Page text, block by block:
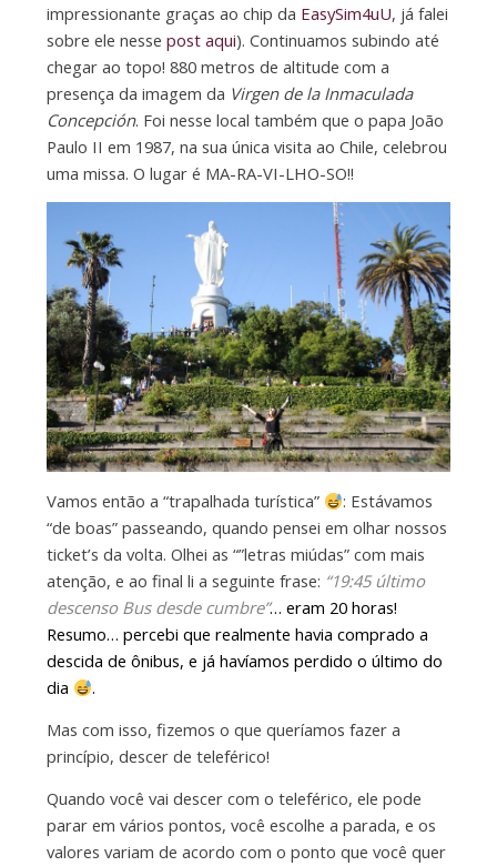
impressionante graças ao chip da EasySim4uU, já falei
sobre ele nesse post aqui). Continuamos subindo até
chegar ao topo! 880 metros de altitude com a
presença da imagem da Virgen de la Inmaculada
Concepción. Foi nesse local também que o papa João
Paulo II em 1987, na sua única visita ao Chile, celebrou
uma missa. O lugar é MA-RA-VI-LHO-SO!!
Vamos então a “trapalhada turística”
: Estávamos
“de boas” passeando, quando pensei em olhar nossos
ticket’s da volta. Olhei as “”letras miúdas” com mais
atenção, e ao final li a seguinte frase: “19:45 último
descenso Bus desde cumbre”… eram 20 horas!
Resumo… percebi que realmente havia comprado a
descida de ônibus, e já havíamos perdido o último do
dia
.
Mas com isso, fizemos o que queríamos fazer a
princípio, descer de teleférico!
Quando você vai descer com o teleférico, ele pode
parar em vários pontos, você escolhe a parada, e os
valores variam de acordo com o ponto que você quer